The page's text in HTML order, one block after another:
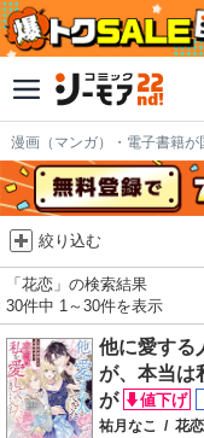
漫画（マンガ）・電子書籍が
絞り込む
「花恋」の検索結果
30件中 1～30件を表示
他に愛する
が、本当は
が
祐月なこ / 花恋